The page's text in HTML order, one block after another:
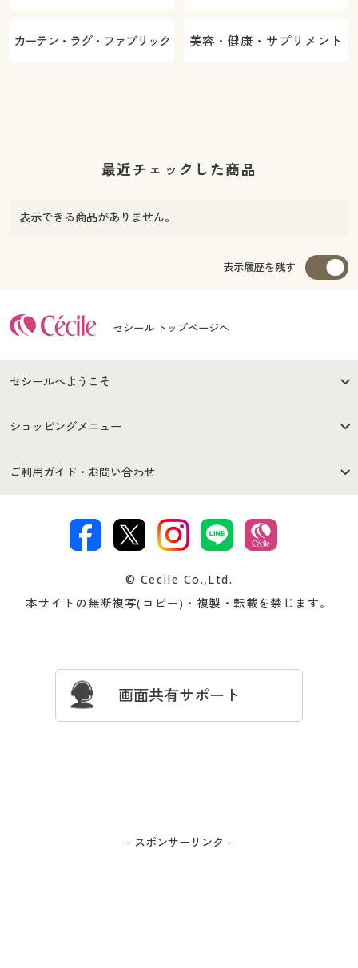
カーテン・ラグ・ファブリック 美容・健康・サプリメント
最近チェックした商品
表示できる商品がありません。
表示履歴を残す
セシール トップページへ
セシールへようこそ
はじめての方へ
セシールご利用規約
著作権・商標について 会社案内
ショッピングメニュー
商品カテゴリ
プレゼント＆キャンペーン サイトマップ
ご利用ガイド・お問い合わせ
交換・返品は お支払は
ついて
忘れの場合
© Cecile Co.,Ltd.
本サイトの無断複写(コピー)・複製・転載を禁じます。
画面共有サポート
- スポンサーリンク -